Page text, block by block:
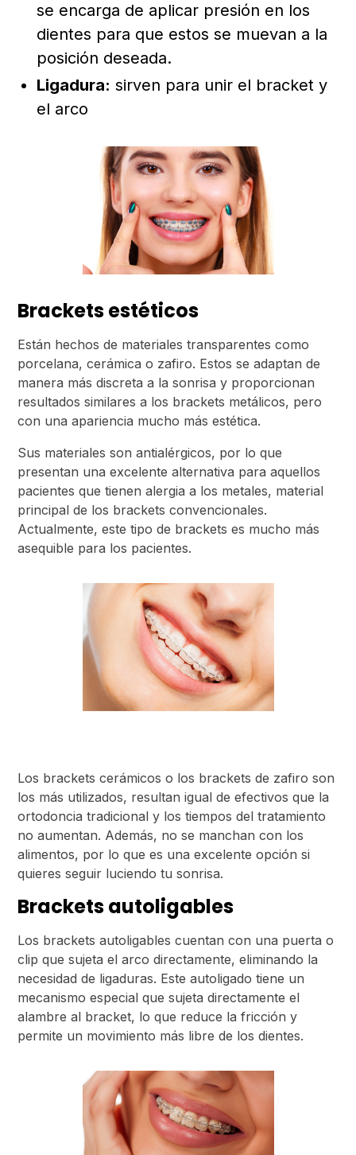
se encarga de aplicar presión en los
dientes para que estos se muevan a la
posición deseada.
Ligadura: sirven para unir el bracket y
el arco
Brackets estéticos
Están hechos de materiales transparentes como
porcelana, cerámica o zafiro. Estos se adaptan de
manera más discreta a la sonrisa y proporcionan
resultados similares a los brackets metálicos, pero
con una apariencia mucho más estética.
Sus materiales son antialérgicos, por lo que
presentan una excelente alternativa para aquellos
pacientes que tienen alergia a los metales, material
principal de los brackets convencionales.
Actualmente, este tipo de brackets es mucho más
asequible para los pacientes.
Los brackets cerámicos o los brackets de zafiro son
los más utilizados, resultan igual de efectivos que la
ortodoncia tradicional y los tiempos del tratamiento
no aumentan. Además, no se manchan con los
alimentos, por lo que es una excelente opción si
quieres seguir luciendo tu sonrisa.
Brackets autoligables
Los brackets autoligables cuentan con una puerta o
clip que sujeta el arco directamente, eliminando la
necesidad de ligaduras. Este autoligado tiene un
mecanismo especial que sujeta directamente el
alambre al bracket, lo que reduce la fricción y
permite un movimiento más libre de los dientes.